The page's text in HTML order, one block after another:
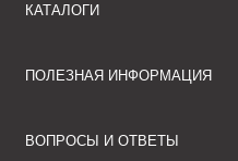
КАТАЛОГИ
ПОЛЕЗНАЯ ИНФОРМАЦИЯ
ВОПРОСЫ И ОТВЕТЫ